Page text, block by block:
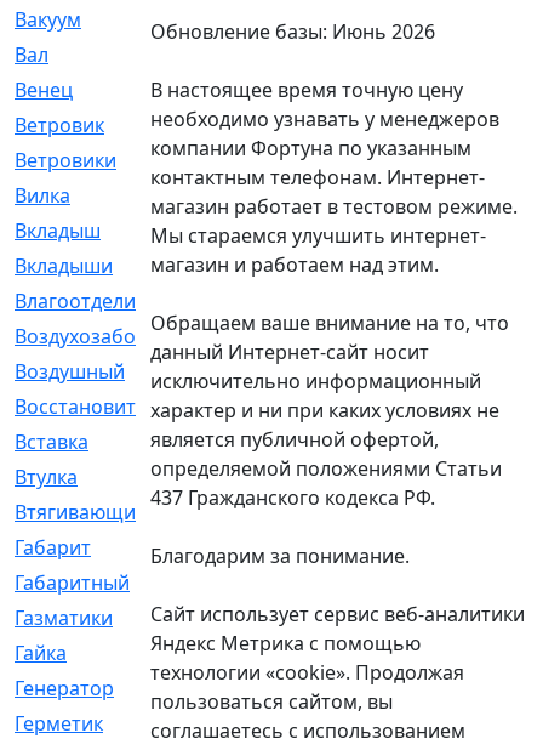
Вакуум
Вал
Венец
[16]
Ветровик
[132]
Ветровики
[2]
Вилка
[15]
Вкладыш
[41]
Вкладыши
[1131]
Влагоотделитель
Воздухозаборник
[2]
Воздушный
[1]
Восстановительный
[1]
Вставка
[168]
Втулка
[1875]
Втягивающий
[22]
Габарит
[286]
Габаритный
Газматики
[117]
Гайка
[104]
Генератор
[148]
Герметик
[15]
Обновление базы: Июнь 2026
В настоящее время точную цену
необходимо узнавать у менеджеров
компании Фортуна по указанным
контактным телефонам. Интернет-
магазин работает в тестовом режиме.
Мы стараемся улучшить интернет-
магазин и работаем над этим.
Обращаем ваше внимание на то, что
данный Интернет-сайт носит
исключительно информационный
характер и ни при каких условиях не
является публичной офертой,
определяемой положениями Статьи
437 Гражданского кодекса РФ.
Благодарим за понимание.
Сайт использует сервис веб-аналитики
Яндекс Метрика с помощью
технологии «cookie». Продолжая
пользоваться сайтом, вы
соглашаетесь с использованием